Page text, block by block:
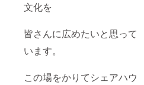
文化を
皆さんに広めたいと思って
います。
この場をかりてシェアハウ